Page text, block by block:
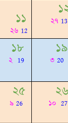
১১
২৬12
২৭ 13
১৮
২ 19
১৯
৩ 20
২৫
৯ 26
২৬
১০ 27